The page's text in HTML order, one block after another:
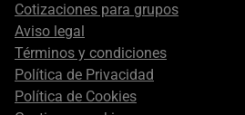
Cotizaciones para grupos
Aviso legal
Términos y condiciones
Política de Privacidad
Política de Cookies